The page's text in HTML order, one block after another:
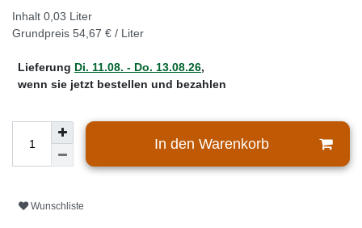
Inhalt 0,03 Liter
Grundpreis 54,67 € / Liter
Lieferung Di. 11.08. - Do. 13.08.26,
wenn sie jetzt bestellen und bezahlen
In den Warenkorb
Wunschliste